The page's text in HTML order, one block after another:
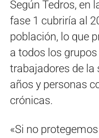
Según Tedros, en
fase 1 cubriría al
población, lo que
a todos los
trabajadores de la
años y personas
crónicas.
«Si no